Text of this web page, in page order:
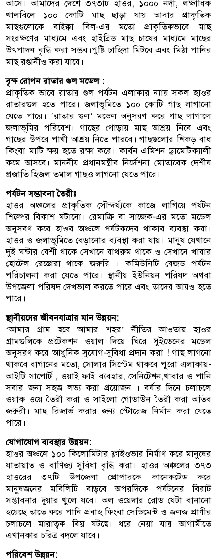
আসে। আমাদের দেশে ৩৭৩টি হাওর, ১০০০ নদী, লক্ষাধিক
খালবিলে ১০০ কোটি মাছ ছাড়া যায় আবার প্রাকৃতিক
মাছগুলোকে বাইক্কা বিল-এর মতো প্রাকৃতিকভাবে মাছ
সংরক্ষণের মাধ্যমে এবং হাইব্রিড মাছ চাষের মাধ্যমে মাছের
উৎপাদন বৃদ্ধি করা সম্ভব।পুষ্টি চাহিদা মিটবে এবং মিঠা পানির
মাছ রপ্তানীও করা যাবে।
বৃক্ষ রোপন রাতার গুল মডেল :
প্রাকৃতিক ভাবে রাতার গুল পর্যটন এলাকার ন্যায় সকল হাওর
রাতারগুল হতে পারে। জলাভূমিতে ১০০ কোটি গাছ লাগানো
যেতে পারে। ‘রাতার গুল’ মডেল অনুসরণ করে গাছ লাগালে
জলাভূমির পরিবেশ। গাছের গোড়ায় মাছ আশ্রয় নিবে এবং
গাছের উপরে পাখী আশ্রয় নিতে পারবে। গাছগুলোর শিকড় বাধ
কিংবা মাটি ক্ষয় হতে রক্ষা করে। কার্বন এমিশন ড্রামেটিক্যালী
কমে আসবে। মাননীয় প্রধানমন্ত্রীর নির্দেশনা মোতাবেক দেশীয়
প্রজাতি হিজল তমাল গাছও লাগনো যেতে পারে।
পর্যটন সম্ভাবনা তৈরীঃ
হাওর অঞ্চলের প্রাকৃতিক সৌন্দর্য্যকে কাজে লাগিয়ে পর্যটন
শিল্পের বিকাশ ঘটানো। রেমাক্রি বা সাজেক-এর মতো মডেল
অনুসরণ করে হাওর অঞ্চলে পর্যটকদের থাকার ব্যবস্থা করা।
হাওর ও জলাভূমিতে বেড়ানোর ব্যব্স্থা করা যায়। মানুষ যেখানে
দুই ঘন্টার বেশী থাকে সেখানে বাথরুম থাকে ও সেখানে খাবার
হোটেল রেস্তোরা থাকে জরুরি । কমিউনিটি বেজড পর্যটন
পরিচালনা করা যেতে পারে। স্থানীয় ইউনিয়ন পরিষদ অথবা
উপজেলা পরিষদ দেখভাল করতে পারে এবং তাদের আয়ও হতে
পারে।
স্থানীয়দের জীবনযাত্রার মান উন্নয়ন:
‘আমার গ্রাম হবে আমার শহর’ নীতির আওতায় হাওর
গ্রামগুলিকে প্রটেকশন ওয়াল দিয়ে ঘিরে সুইডেনের মডেল
অনুসরণ করে আধুনিক সুযোগ-সুবিধা প্রদান করা ! গাছ লাগনো
থাকবে বাগানের মতো, সোলার সিস্টেম থাকবে পুরো এলাকায়-
আইটি সাপোর্ট , ওয়াই ফাই ব্যবহার, সেনিটেশন,খাবার ও পানি
সবার জন্য সহজ লভ্য করা প্রয়োজন । বর্যার দিনে চলাচলে
ওয়াক ওয়ে তৈরী করা ও সাইলো গোডাউন তৈরী করা অতিব
জরুরী। মাছ রিজার্ভ করার জন্য স্টোরেজ নির্মান করা যেতে
পারে।
যোগাযোগ ব্যবস্থার উন্নয়ন:
হাওর অঞ্চলে ১০০ কিলোমিটার ফ্লাইওভার নির্মাণ করে মানুষের
যাতায়াত ও বাণিজ্য সুবিধা বৃদ্ধি করা। হাওর অঞ্চলের ৩৭৩
হাওরের ৩৭টি উপজেলা প্রোপারকে কানেকটেড করে
মানুষজনের মবিলিটি বাড়বে অপরদিকে পর্যটনের বিরাট
সম্ভাবনার দুয়ার খুলে যবে। অল ওয়েদার রোড যেটা বানানো
হয়েছে তাতে করে পানি প্রবাহ কিংবা সেডিমেন্ট ও জলজ প্রাণীর
চলাচলে মারাত্বক বিঘ্ন ঘটছে। ধরে নেয়া যায় আগামীতে
এখানকার চরিত্র বদলে যাবে।
পরিবেশ উন্নয়ন: